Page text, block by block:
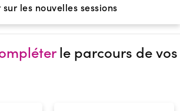
les nouvelles sessions
le parcours de vos